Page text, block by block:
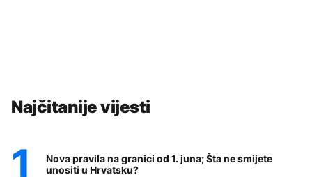
Najčitanije vijesti
Nova pravila na granici od 1. juna; Šta ne smijete
unositi u Hrvatsku?